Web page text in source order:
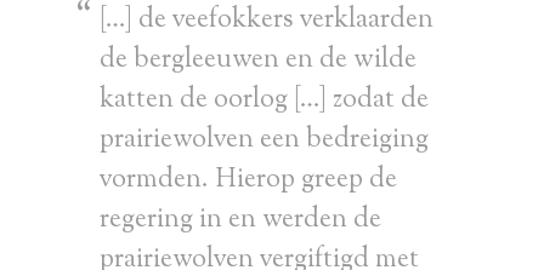
[…] de veefokkers verklaarden
de bergleeuwen en de wilde
katten de oorlog […] zodat de
prairiewolven een bedreiging
vormden. Hierop greep de
regering in en werden de
prairiewolven vergiftigd met